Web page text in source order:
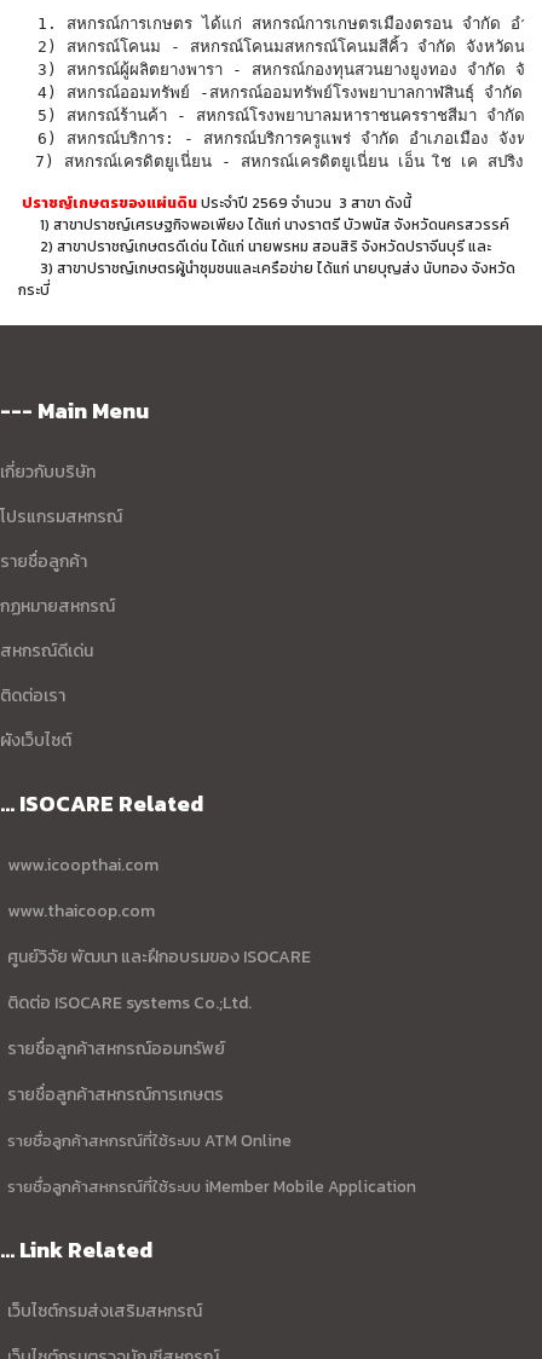
1. สหกรณ์การเกษตร ได้แก่ สหกรณ์การเกษตรเมืองตรอน จำกัด อ
  2) สหกรณ์โคนม - สหกรณ์โคนม
สหกรณ์โคนมสีคิ้ว จำกัด จังหวัดนค
3) สหกรณ์ผู้ผลิตยางพารา - สหกรณ์กองทุนสวนยางยูงทอง จำกัด จัง
  4) สหกรณ์ออมทรัพย์ -
สหกรณ์ออมทรัพย์โรงพยาบาลกาฬสินธุ์ จำกัด
5) สหกรณ์ร้านค้า - สหกรณ์โรงพยาบาลมหาราชนครราชสีมา จำกัด
6) สหกรณ์บริการ: - สหกรณ์บริการครูแพร่ จำกัด อำเภอเมือง จังหวั
7) สหกรณ์เครดิตยูเนี่ยน - สหกรณ์เครดิตยูเนี่ยน เอ็น เิช เค สปริง จ
ปราชญ์เกษตรของแผ่นดินประจำปี 2569 จำนวน 3 สาขา ดังนี้
1) สาขาปราชญ์เศรษฐกิจพอเพียง ได้แก่ นางราตรี บัวพนัส จังหวัดนครสวรรค์
2) สาขาปราชญ์เกษตรดีเด่น ได้แก่ นายพรหม สอนสิริ จังหวัดปราจีนบุรี และ
3) สาขาปราชญ์เกษตรผู้นำชุมชนและเครือข่าย ได้แก่ นายบุญส่ง นับทอง จังหวัด
กระบี่
--- Main Menu
เกี่ยวกับบริษัท
โปรแกรมสหกรณ์
รายชื่อลูกค้า
กฏหมายสหกรณ์
สหกรณ์ดีเด่น
ติดต่อเรา
ผังเว็บไซต์
... ISOCARE Related
www.icoopthai.com
www.thaicoop.com
ศูนย์วิจัย พัฒนา และฝึกอบรมของ ISOCARE
ติดต่อ ISOCARE systems Co.;Ltd.
รายชื่อลูกค้าสหกรณ์ออมทรัพย์
รายชื่อลูกค้าสหกรณ์การเกษตร
รายชื่อลูกค้าสหกรณ์ที่ใช้ระบบ ATM Online
รายชื่อลูกค้าสหกรณ์ที่ใช้ระบบ iMember Mobile Application
... Link Related
เว็บไซต์กรมส่งเสริมสหกรณ์